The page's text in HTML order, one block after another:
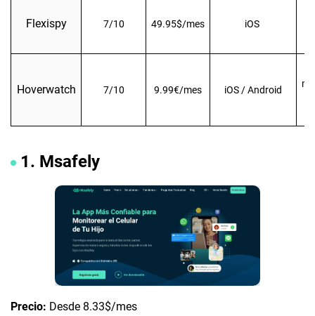
Flexispy 7/10 49.95$/mes iOS
Hoverwatch 7/10 9.99€/mes iOS / Android
1. Msafely
Precio: Desde 8.33$/mes